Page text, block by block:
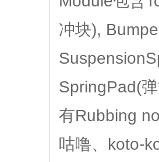
冲块),
SpringPad(
有Rubbing
咕噜、koto-